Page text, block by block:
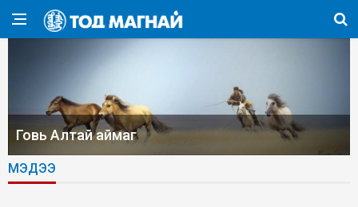
Говь Алтай аймаг
МЭДЭЭ